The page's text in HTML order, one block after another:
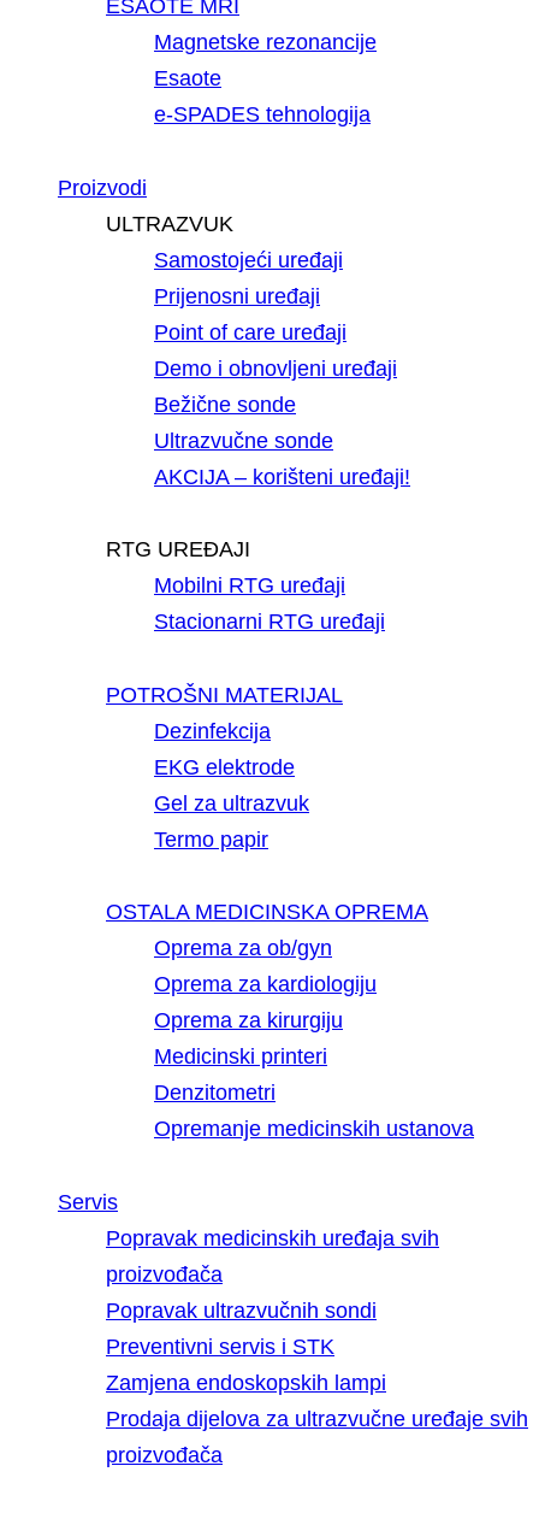
ESAOTE MRI
Magnetske rezonancije
Esaote
e-SPADES tehnologija
Proizvodi
ULTRAZVUK
Samostojeći uređaji
Prijenosni uređaji
Point of care uređaji
Demo i obnovljeni uređaji
Bežične sonde
Ultrazvučne sonde
AKCIJA – korišteni uređaji!
RTG UREĐAJI
Mobilni RTG uređaji
Stacionarni RTG uređaji
POTROŠNI MATERIJAL
Dezinfekcija
EKG elektrode
Gel za ultrazvuk
Termo papir
OSTALA MEDICINSKA OPREMA
Oprema za ob/gyn
Oprema za kardiologiju
Oprema za kirurgiju
Medicinski printeri
Denzitometri
Opremanje medicinskih ustanova
Servis
Popravak medicinskih uređaja svih
proizvođača
Popravak ultrazvučnih sondi
Preventivni servis i STK
Zamjena endoskopskih lampi
Prodaja dijelova za ultrazvučne uređaje svih
proizvođača